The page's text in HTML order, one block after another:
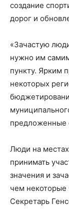
создание
дорог и
«Зачастую
нужно им
пункту. Ярким
некоторых
предложенные
Люди на местах
принимать
значения и
чем некоторые
Секретарь